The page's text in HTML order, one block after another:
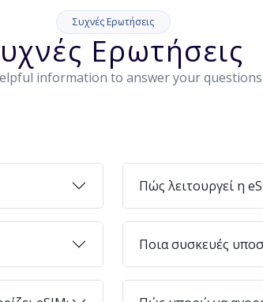
Συχνές Ερωτήσεις
Ερωτήσεις
information to answer your questions
Πώς λειτουργεί η
Ποια συσκευές